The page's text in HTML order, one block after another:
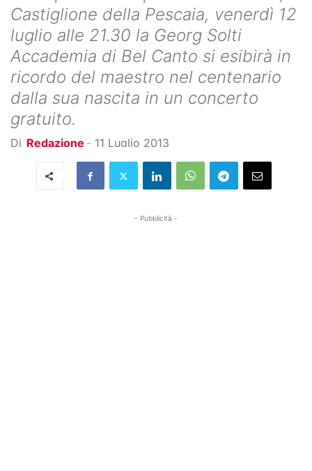
Castiglione della Pescaia, venerdì 12
luglio alle 21.30 la Georg Solti
Accademia di Bel Canto si esibirà in
ricordo del maestro nel centenario
dalla sua nascita in un concerto
gratuito.
Di Redazione - 11 Luglio 2013
- Pubblicità -